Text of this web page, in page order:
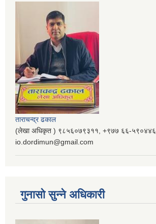
ताराचन्द्र ढकाल
(लेखा अधिकृत ) ९८५६०७९३११, ‌‍‍+९७७ ६६-५९०४४६
io.dordimun@gmail.com
गुनासो सुन्ने अधिकारी